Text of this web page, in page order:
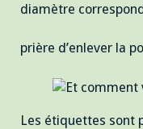
diamètre
prière d’enlever la
Les étiquettes sont